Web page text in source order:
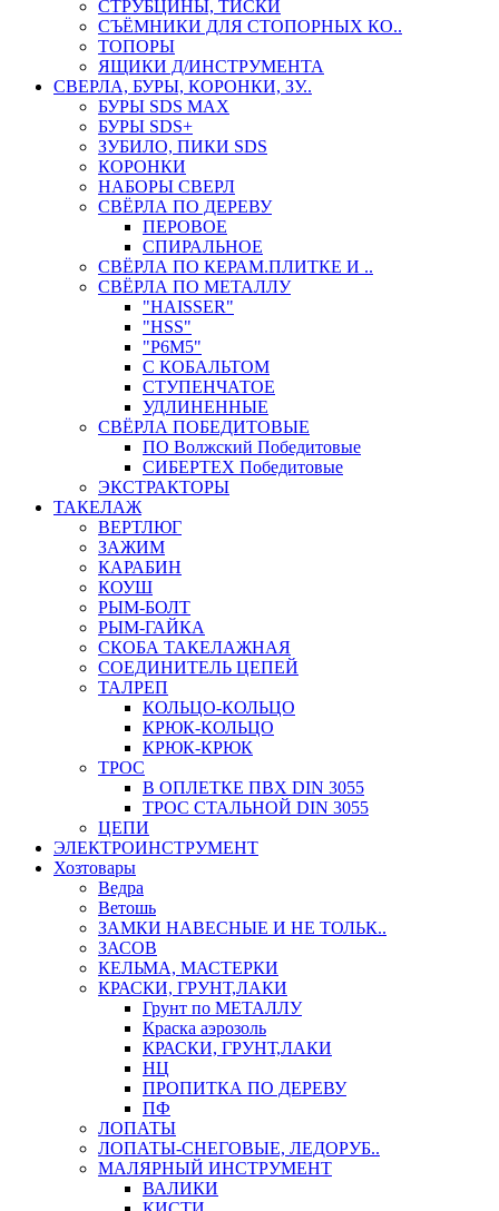
СТРУБЦИНЫ, ТИСКИ
СЪЁМНИКИ ДЛЯ СТОПОРНЫХ КО..
ТОПОРЫ
ЯЩИКИ Д/ИНСТРУМЕНТА
СВЕРЛА, БУРЫ, КОРОНКИ, ЗУ..
БУРЫ SDS MAX
БУРЫ SDS+
ЗУБИЛО, ПИКИ SDS
КОРОНКИ
НАБОРЫ СВЕРЛ
СВЁРЛА ПО ДЕРЕВУ
ПЕРОВОЕ
СПИРАЛЬНОЕ
СВЁРЛА ПО КЕРАМ.ПЛИТКЕ И ..
СВЁРЛА ПО МЕТАЛЛУ
"HAISSER"
"HSS"
"Р6М5"
С КОБАЛЬТОМ
СТУПЕНЧАТОЕ
УДЛИНЕННЫЕ
СВЁРЛА ПОБЕДИТОВЫЕ
ПО Волжский Победитовые
СИБЕРТЕХ Победитовые
ЭКСТРАКТОРЫ
ТАКЕЛАЖ
ВЕРТЛЮГ
ЗАЖИМ
КАРАБИН
КОУШ
РЫМ-БОЛТ
РЫМ-ГАЙКА
СКОБА ТАКЕЛАЖНАЯ
СОЕДИНИТЕЛЬ ЦЕПЕЙ
ТАЛРЕП
КОЛЬЦО-КОЛЬЦО
КРЮК-КОЛЬЦО
КРЮК-КРЮК
ТРОС
В ОПЛЕТКЕ ПВХ DIN 3055
ТРОС СТАЛЬНОЙ DIN 3055
ЦЕПИ
ЭЛЕКТРОИНСТРУМЕНТ
Хозтовары
Ведра
Ветошь
ЗАМКИ НАВЕСНЫЕ И НЕ ТОЛЬК..
ЗАСОВ
КЕЛЬМА, МАСТЕРКИ
КРАСКИ, ГРУНТ,ЛАКИ
Грунт по МЕТАЛЛУ
Краска аэрозоль
КРАСКИ, ГРУНТ,ЛАКИ
НЦ
ПРОПИТКА ПО ДЕРЕВУ
ПФ
ЛОПАТЫ
ЛОПАТЫ-СНЕГОВЫЕ, ЛЕДОРУБ..
МАЛЯРНЫЙ ИНСТРУМЕНТ
ВАЛИКИ